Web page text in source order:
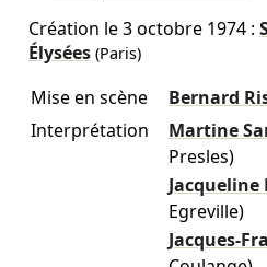
Création le3 octobre 1974:
Élysées(Paris)
Mise en scène
Bernard
Interprétation
Martine
Presles)
Jacqueline
Egreville)
Jacques-